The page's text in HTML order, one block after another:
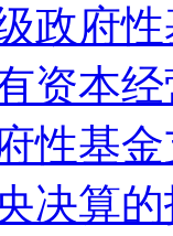
政府
资本
性基
决算